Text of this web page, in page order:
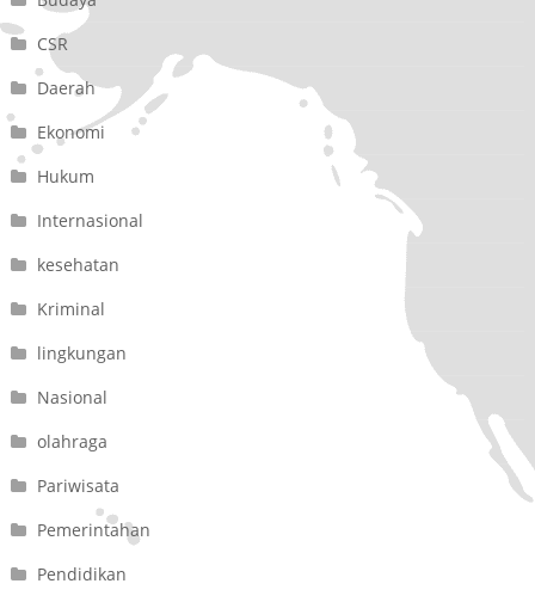
CSR
Daerah
Ekonomi
Hukum
Internasional
kesehatan
Kriminal
lingkungan
Nasional
olahraga
Pariwisata
Pemerintahan
Pendidikan